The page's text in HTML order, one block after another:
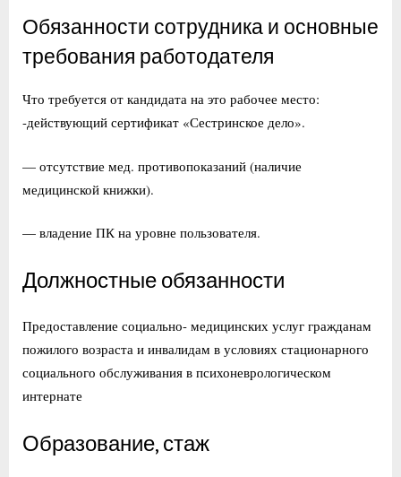
Обязанности сотрудника и основные
требования работодателя
Что требуется от кандидата на это рабочее место:
-действующий сертификат «Сестринское дело».
— отсутствие мед. противопоказаний (наличие
медицинской книжки).
— владение ПК на уровне пользователя.
Должностные обязанности
Предоставление социально- медицинских услуг гражданам
пожилого возраста и инвалидам в условиях стационарного
социального обслуживания в психоневрологическом
интернате
Образование, стаж